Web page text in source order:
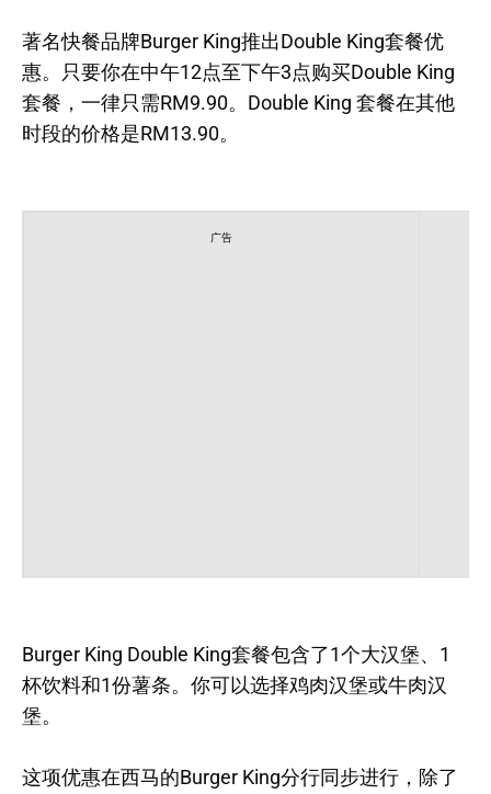
著名快餐品牌Burger King推出Double King套餐优
惠。只要你在中午12点至下午3点购买Double King
套餐，一律只需RM9.90。Double King 套餐在其他
时段的价格是RM13.90。
广告
Burger King Double King套餐包含了1个大汉堡、1
杯饮料和1份薯条。你可以选择鸡肉汉堡或牛肉汉
堡。
这项优惠在西马的Burger King分行同步进行，除了